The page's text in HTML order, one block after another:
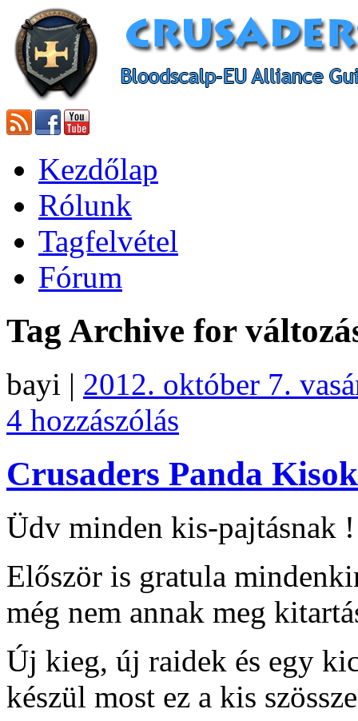
Kezdőlap
Rólunk
Tagfelvétel
Fórum
Tag Archive for
bayi | 2012. október 7.
4 hozzászólás
Crusaders Panda
Üdv minden kis-pajtásnak !
Először is gratula
még nem annak meg
Új kieg, új raidek és egy
készül most ez a kis